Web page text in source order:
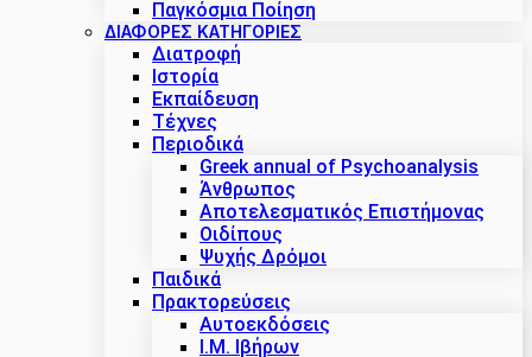
Παγκόσμια Ποίηση
ΔΙΑΦΟΡΕΣ ΚΑΤΗΓΟΡΙΕΣ
Διατροφή
Ιστορία
Εκπαίδευση
Τέχνες
Περιοδικά
Greek annual of Psychoanalysis
Άνθρωπος
Αποτελεσματικός Επιστήμονας
Οιδίπους
Ψυχής Δρόμοι
Παιδικά
Πρακτoρεύσεις
Αυτοεκδόσεις
Ι.Μ. Ιβήρων